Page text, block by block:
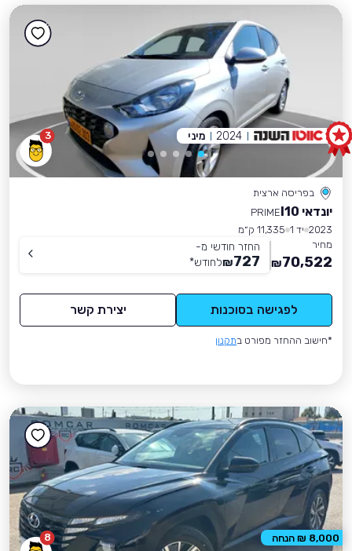
3
בפריסה ארצית
יונדאי I10
PRIME
2023 יד 1
11,335 ק״מ
מחיר
70,522
₪
החזר חודשי מ-
727
₪לחודש*
לפגישה בסוכנות יצירת קשר
*חישוב ההחזר מפורט בתקנון
2024 מיני
8 8,000 ₪ הנחה